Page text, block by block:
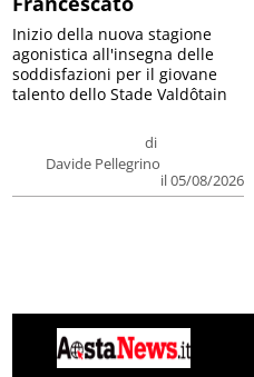
di
Davide Pellegrino
il 05/08/2026
Inizio della nuova stagione
agonistica all'insegna delle
soddisfazioni per il giovane
talento dello Stade Valdôtain